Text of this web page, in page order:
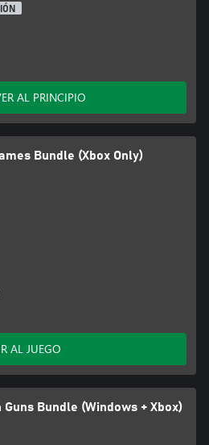
AL PRINCIPIO
Bundle (Xbox Only)
AL JUEGO
Guns Bundle (Windows + Xbox)